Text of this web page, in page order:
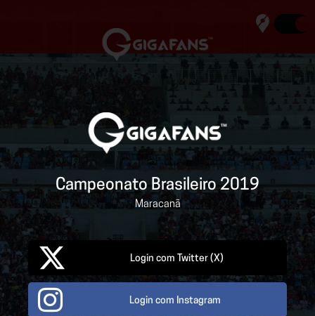
LOGIN
RANKING
Campeonato Brasileiro 2019
Maracanã
Login com Twitter (X)
Login com Instagram